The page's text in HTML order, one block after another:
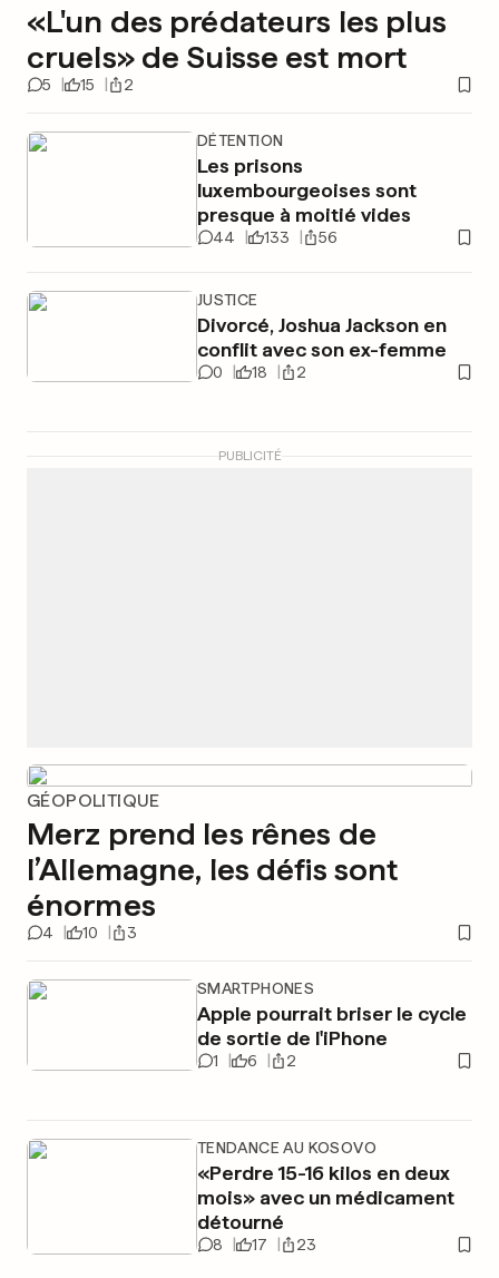
«L'un des prédateurs les plus
cruels» de Suisse est mort
5 15 2
DÉTENTION
Les prisons
luxembourgeoises sont
presque à moitié vides
44 133 56
JUSTICE
Divorcé, Joshua Jackson en
conflit avec son ex-femme
0 18 2
PUBLICITÉ
GÉOPOLITIQUE
Merz prend les rênes de
l’Allemagne, les défis sont
énormes
4 10 3
SMARTPHONES
Apple pourrait briser le cycle
de sortie de l'iPhone
1 6 2
TENDANCE AU KOSOVO
«Perdre 15-16 kilos en deux
mois» avec un médicament
détourné
8 17 23